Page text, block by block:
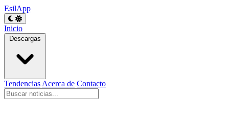
EsilApp
Inicio
Descargas
Tendencias Acerca de Contacto